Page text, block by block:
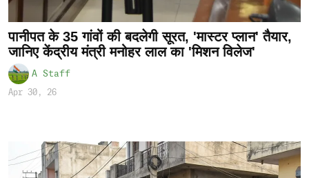
पानीपत के 35 गांवों की बदलेगी सूरत, 'मास्टर प्लान' तैयार,
जानिए केंद्रीय मंत्री मनोहर लाल का 'मिशन विलेज'
A Staff
Apr 30, 26